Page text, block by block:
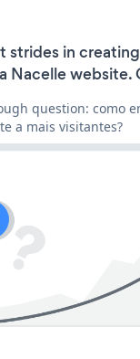
strides in
Nacelle website.
question: como
a mais visitantes?